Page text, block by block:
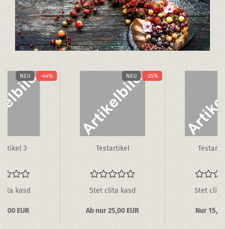
NEU -44%
3
kasd
EUR
NEU -25%
Te­st­ar­ti­kel
Stet clita kasd
Ab nur 25,00 EUR
Stet clita
Nur